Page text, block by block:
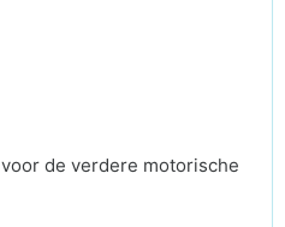
de verdere motorische